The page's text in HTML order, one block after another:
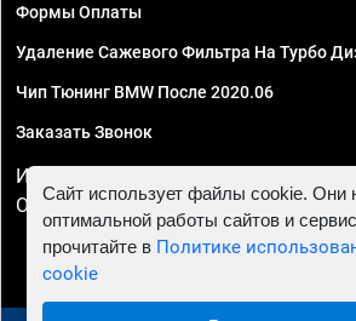
Формы Оплаты
Удаление Сажевого Фильтра На Турбо
Чип Тюнинг BMW После 2020.06
Заказать Звонок
ИП Смирнов Георгий Павлович. ИНН
ОГРНИП 324470400032610
Сайт использует файлы cookie. Они
оптимальной работы сайтов и
прочитайте в Политике
cookie